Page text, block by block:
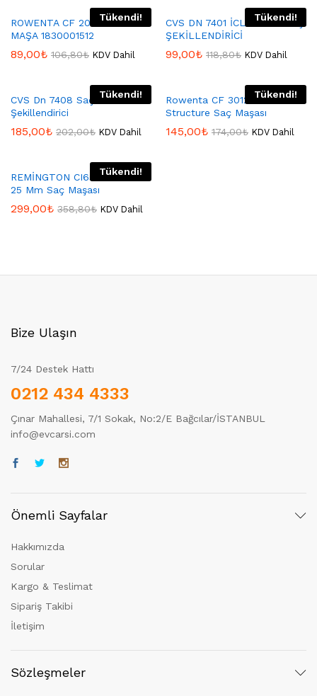
Tükendi!
ROWENTA CF 2002 ELİTE
MAŞA 1830001512
89,00₺ 106,80₺ KDV Dahil
Tükendi!
CVS DN 7401 İCLAL 4İN1 SAÇ
ŞEKİLLENDİRİCİ
99,00₺ 118,80₺ KDV Dahil
Tükendi!
CVS Dn 7408 Saç
Şekillendirici
185,00₺ 202,00₺ KDV Dahil
Tükendi!
Rowenta CF 3012 Elite
Structure Saç Maşası
145,00₺ 174,00₺ KDV Dahil
Tükendi!
REMİNGTON CI6525 Pro Curl
25 Mm Saç Maşası
299,00₺ 358,80₺ KDV Dahil
Bize Ulaşın
7/24 Destek Hattı
0212 434 4333
Çınar Mahallesi, 7/1 Sokak, No:2/E Bağcılar/İSTANBUL
info@evcarsi.com
Önemli Sayfalar
Hakkımızda
Sorular
Kargo & Teslimat
Sipariş Takibi
İletişim
Sözleşmeler